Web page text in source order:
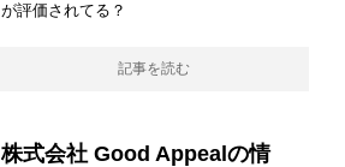
が評価されてる？
記事を読む
株式会社 Good Appealの情